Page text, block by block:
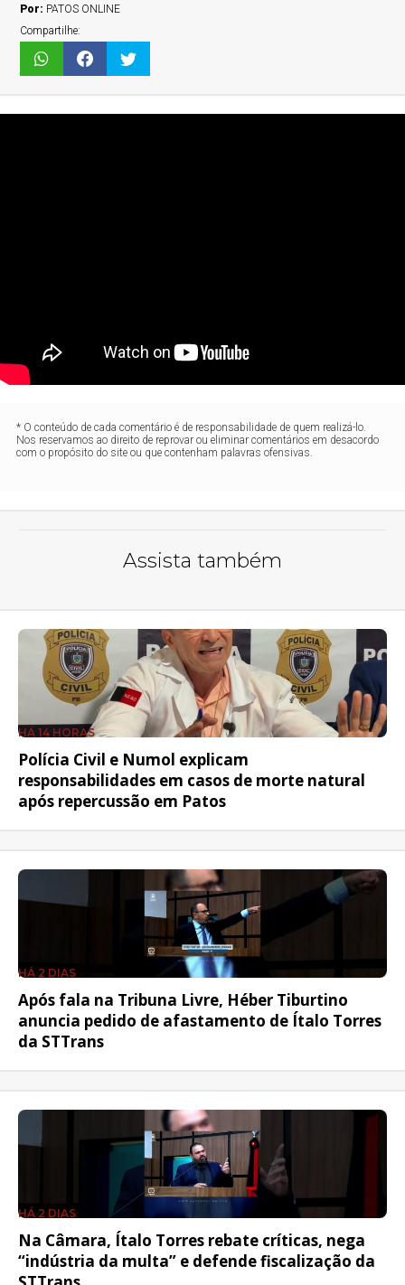
Por: PATOS ONLINE
Compartilhe:
* O conteúdo de cada comentário é de responsabilidade de quem realizá-lo.
Nos reservamos ao direito de reprovar ou eliminar comentários em desacordo
com o propósito do site ou que contenham palavras ofensivas.
Assista também
HÁ 14 HORAS
Polícia Civil e Numol explicam
responsabilidades em casos de morte natural
após repercussão em Patos
HÁ 2 DIAS
Após fala na Tribuna Livre, Héber Tiburtino
anuncia pedido de afastamento de Ítalo Torres
da STTrans
HÁ 2 DIAS
Na Câmara, Ítalo Torres rebate críticas, nega
“indústria da multa” e defende fiscalização da